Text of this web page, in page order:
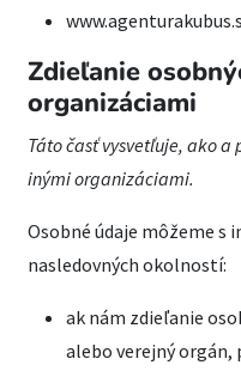
Zdieľanie
organizáciami
Táto časť vysvetľuje, ako
inými organizáciami.
Osobné údaje môžeme s
nasledovných okolností:
ak nám zdieľanie
alebo verejný orgán,